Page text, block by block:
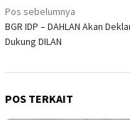
Navigasi
pos
Pos sebelumnya
BGR IDP – DAHLAN Akan
Dukung DILAN
POS TERKAIT